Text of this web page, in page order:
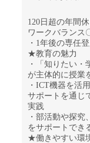
120日超の年間
ワークバランス
・1年後の専任
★教育の魅力
・「知りたい
が主体的に授業
・ICT機器を活
サポートを通じ
実践
・部活動や探
をサポートでき
★働きやすい環